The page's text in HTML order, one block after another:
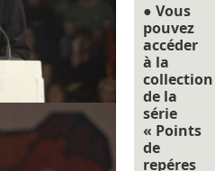
● Vous
pouvez
accéder
à la
collection
de la
série
« Points
de
repéres